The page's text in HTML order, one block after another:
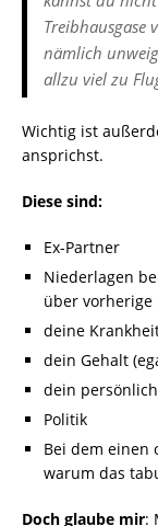
Treibhausgase
nämlich
allzu viel zu
Wichtig ist
ansprichst.
Diese sind:
Ex-Partner
Niederlagen
über vorherige
deine
dein Gehalt
dein
Politik
Bei dem einen
warum das
Doch glaube mir: